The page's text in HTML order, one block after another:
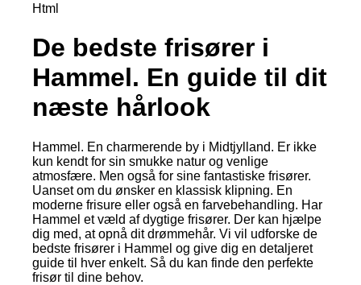
Html
De bedste frisører i
Hammel. En guide til dit
næste hårlook
Hammel. En charmerende by i Midtjylland. Er ikke
kun kendt for sin smukke natur og venlige
atmosfære. Men også for sine fantastiske frisører.
Uanset om du ønsker en klassisk klipning. En
moderne frisure eller også en farvebehandling. Har
Hammel et væld af dygtige frisører. Der kan hjælpe
dig med, at opnå dit drømmehår. Vi vil udforske de
bedste frisører i Hammel og give dig en detaljeret
guide til hver enkelt. Så du kan finde den perfekte
frisør til dine behov.